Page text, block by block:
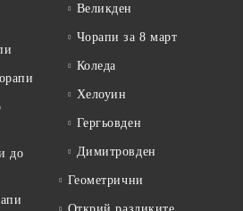
до
Великден
Чорапи за 8 март
Коледа
Хелоуин
Гергьовден
Димитровден
Геометрични